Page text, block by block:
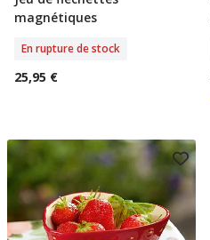
magnétiques
En rupture de stock
25,95 €